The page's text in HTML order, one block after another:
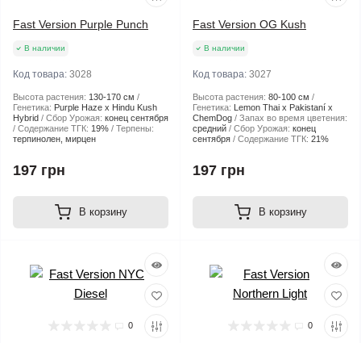
Fast Version Purple Punch
В наличии
Код товара: 3028
Высота растения: 130-170 см
Генетика: Purple Haze x Hindu Kush
Hybrid
Сбор Урожая: конец сентября
Содержание ТГК: 19%
Терпены:
терпинолен, мирцен
197 грн
В корзину
Fast Version OG Kush
В наличии
Код товара: 3027
Высота растения: 80-100 см
Генетика: Lemon Thai x Pakistaní x
ChemDog
Запах во время цветения:
средний
Сбор Урожая: конец
сентября
Содержание ТГК: 21%
197 грн
В корзину
0 0